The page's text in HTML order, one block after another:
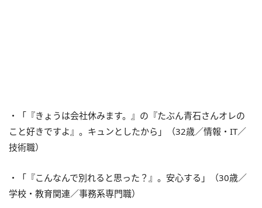
・「『きょうは会社休みます。』の『たぶん青石さんオレの
こと好きですよ』。キュンとしたから」（32歳／情報・IT／
技術職）
・「『こんなんで別れると思った？』。安心する」（30歳／
学校・教育関連／事務系専門職）